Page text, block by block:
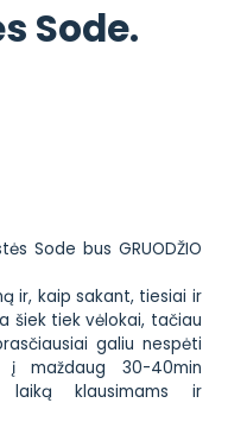
Sode.
Sode bus GRUODŽIO
ir, kaip sakant, tiesiai ir
šiek tiek vėlokai, tačiau
galiu nespėti
į maždaug 30-40min
klausimams ir